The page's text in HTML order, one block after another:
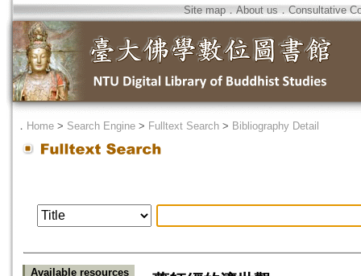
Site map．About us ． Consultative
． Home > Search Engine > Fulltext Search > Bibliography Detail
Available resources